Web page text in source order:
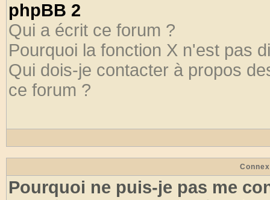
phpBB 2
Qui a écrit ce forum ?
Pourquoi la fonction X n'est pas
Qui dois-je contacter à propos
ce forum ?
Pourquoi ne puis-je pas me